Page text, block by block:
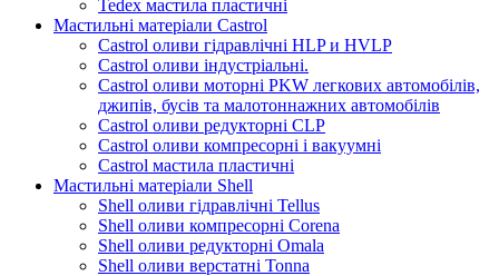
Tedex мастила пластичні
Мастильні матеріали Castrol
Castrol оливи гідравлічні HLP и HVLP
Castrol оливи індустріальні.
Castrol оливи моторні PKW легкових автомобілів,
джипів, бусів та малотоннажних автомобілів
Castrol оливи редукторні CLP
Castrol оливи компресорні і вакуумні
Castrol мастила пластичні
Мастильні матеріали Shell
Shell оливи гідравлічні Tellus
Shell оливи компресорні Corena
Shell оливи редукторні Omala
Shell оливи верстатні Tonna